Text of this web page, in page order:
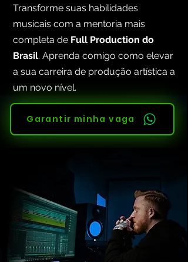
Transforme suas habilidades
musicais com a mentoria mais
completa de Full Production do
Brasil. Aprenda comigo como elevar
a sua carreira de produção artística a
um novo nível.
Garantir minha vaga